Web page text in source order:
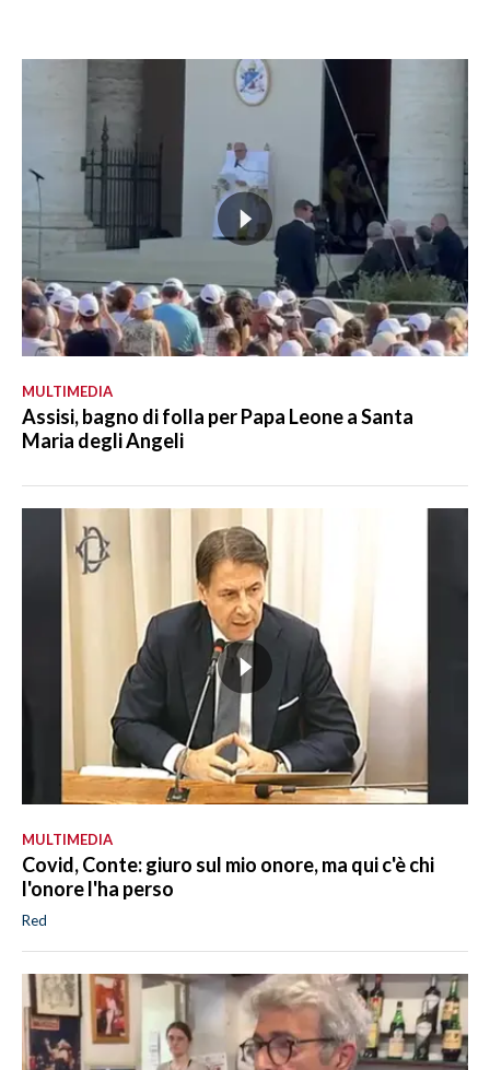
MULTIMEDIA
Assisi, bagno di folla per Papa Leone a Santa
Maria degli Angeli
MULTIMEDIA
Covid, Conte: giuro sul mio onore, ma qui c'è chi
l'onore l'ha perso
Red